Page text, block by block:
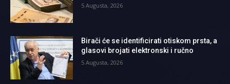
5 Augusta, 2026
Birači će se identificirati otiskom prsta, a
glasovi brojati elektronski i ručno
5 Augusta, 2026